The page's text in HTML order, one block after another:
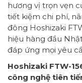
hương vị trọn vẹn
tiết kiệm chi phí,
đông Hoshizaki
hiệu hàng đầu
đáp ứng mọi yêu
Hoshizaki FTW-
công nghệ tiên